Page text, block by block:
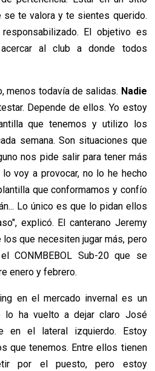
te valora y te sientes querido.
El objetivo es
al club a donde todos
menos todavía de salidas. Nadie
Depende de ellos. Yo estoy
que tenemos y utilizo los
semana. Son situaciones que
nos pide salir para tener más
voy a provocar, no lo he hecho
que conformamos y confío
Lo único es que lo pidan ellos
explicó. El canterano Jeremy
que necesiten jugar más, pero
CONMBEBOL Sub-20 que se
enero y febrero.
en el mercado invernal es un
lo ha vuelto a dejar claro José
en el lateral izquierdo. Estoy
que tenemos. Entre ellos tienen
por el puesto, pero estoy